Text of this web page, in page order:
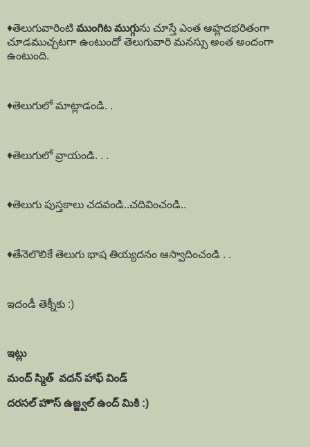
♦️తెలుగువారింటి ముంగిట ముగ్గును చూస్తే ఎంత ఆహ్లదభరితంగా
చూడముచ్చటగా ఉంటుందో తెలుగువారి మనస్సు అంత అందంగా
ఉంటుంది.
♦️తెలుగులో మాట్లాడండి. .
♦️తెలుగులో వ్రాయండి. . .
♦️తెలుగు పుస్తకాలు చదవండి..చదివించండి..
♦️తేనెలొలికే తెలుగు భాష తియ్యదనం ఆస్వాదించండి . .
ఇదండీ తెక్నీకు :)
ఇట్లు
మంద్ స్మిత్ వదన్ హాఫ్ విండ్
దరసల్ హౌస్ ఉజ్జ్వల్ ఉంద్ మికి :)